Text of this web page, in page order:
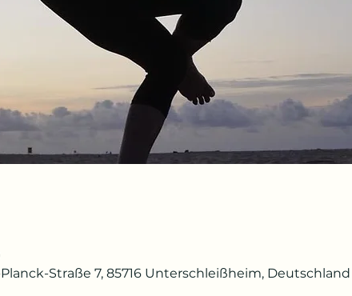
Straße 7, 85716 Unterschleißheim, Deutschland